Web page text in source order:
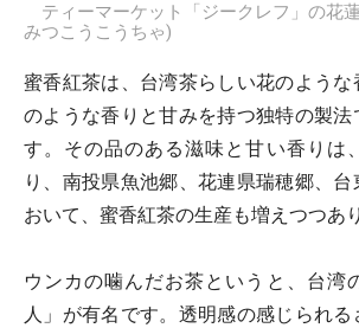
ティーマーケット「ジークレフ」の花
みつこうこうちゃ)
蜜香紅茶は、台湾茶らしい花のよう
のような香りと甘みを持つ独特の製
す。その品のある滋味と甘い香りは
り、南投県魚池郷、花連県瑞穂郷、
おいて、蜜香紅茶の生産も増えつつあ
ウンカの噛んだお茶というと、台湾
人」が有名です。透明感の感じられ